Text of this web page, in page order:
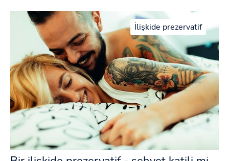
İlişkide prezervatif